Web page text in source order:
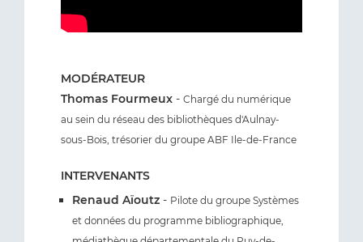
MODÉRATEUR
Thomas Fourmeux - Chargé du numérique
au sein du réseau des bibliothèques d'Aulnay-
sous-Bois, trésorier du groupe ABF Ile-de-France
INTERVENANTS
Renaud Aïoutz - Pilote du groupe Systèmes
et données du programme bibliographique,